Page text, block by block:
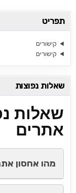
תפריט
קישורים
קישורים
שאלות נפוצות
שאלות
אתרים
מהו אחסון